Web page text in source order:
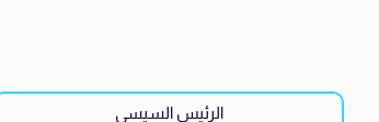
الرئيس السيسي